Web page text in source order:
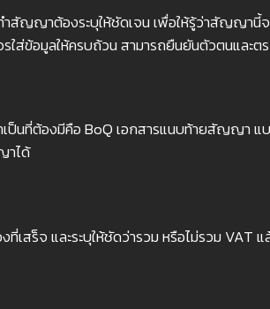
ำสัญญาต้องระบุให้ชัดเจน เพื่อให้รู้ว่าสัญญ
รใส่ข้อมูลให้ครบถ้วน สามารถยืนยันตัวตนและต
ป็นที่ต้องมีคือ BoQ เอกสารแนบท้ายสัญญา แ
าได้
เสร็จ และระบุให้ชัดว่ารวม หรือไม่รวม VAT แ